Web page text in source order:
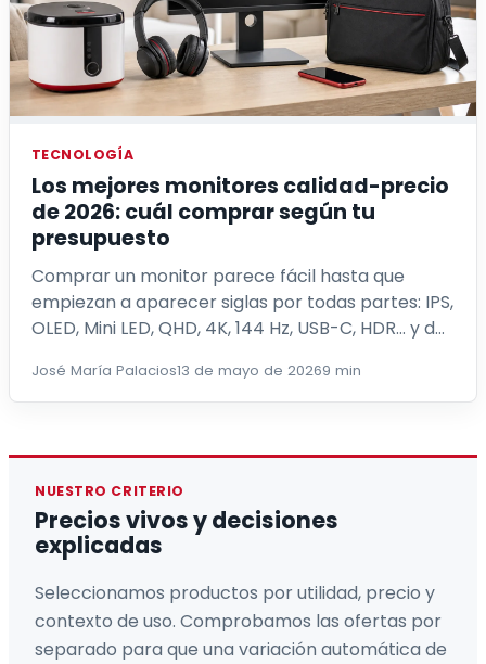
TECNOLOGÍA
Los mejores monitores calidad-precio
de 2026: cuál comprar según tu
presupuesto
Comprar un monitor parece fácil hasta que
empiezan a aparecer siglas por todas partes: IPS,
OLED, Mini LED, QHD, 4K, 144 Hz, USB-C, HDR… y de
José María Palacios13 de mayo de 20269 min
NUESTRO CRITERIO
Precios vivos y decisiones
explicadas
Seleccionamos productos por utilidad, precio y
contexto de uso. Comprobamos las ofertas por
separado para que una variación automática de